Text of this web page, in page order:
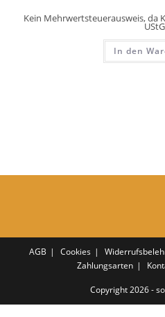
Kein Mehrwertsteuerausweis, da
In den
AGB Cookies
Zahlungsarten
Copyright 2026 -